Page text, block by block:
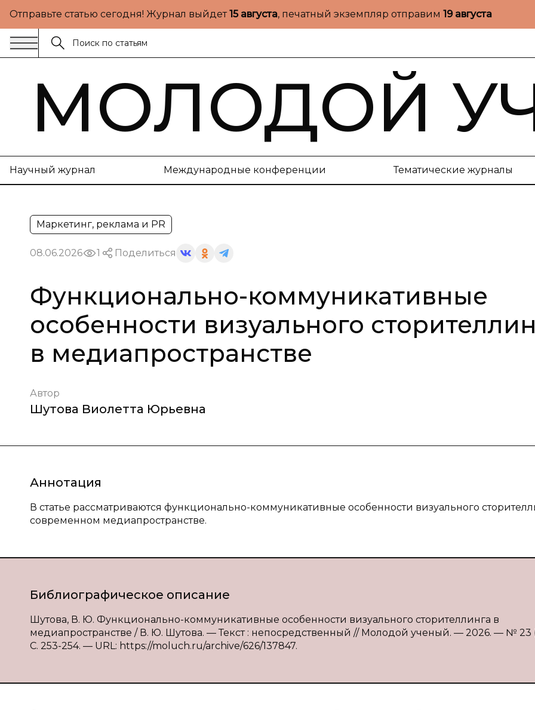
Отправьте статью сегодня! Журнал выйдет15 августа, печатный экземпляр отправим 19 августа
МОЛОДОЙ
Научный журнал Международные конференции Тематические журналы
Маркетинг, реклама и PR
08.06.2026 1 Поделиться
Функционально-коммуникативные
особенности визуального
в медиапространстве
Автор
Шутова Виолетта Юрьевна
Аннотация
В статье рассматриваются функционально-коммуникативные особенности визуального
современном медиапространстве.
Библиографическое описание
Шутова, В. Ю. Функционально-коммуникативные особенности визуального сторителлинга в
медиапространстве / В. Ю. Шутова. — Текст : непосредственный // Молодой ученый. — 2026. — № 23
С. 253-254. — URL: https://moluch.ru/archive/626/137847.